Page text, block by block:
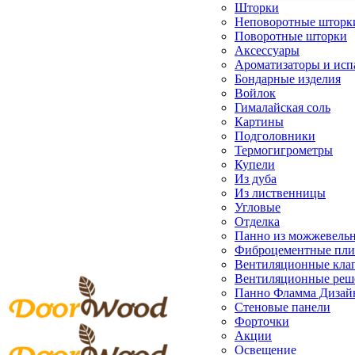
Шторки
Неповоротные
Поворотные шторки
Аксессуары
Ароматизаторы и
Бондарные изделия
Войлок
Гималайская соль
Картины
Подголовники
Термогигрометры
Купели
Из дуба
Из лиственницы
Угловые
Отделка
Панно из
Фиброцементные
Вентиляционные
Вентиляционные
Панно Фламма
Стеновые панели
Форточки
Акции
Освещение